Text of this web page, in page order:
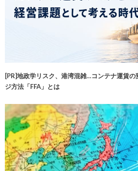
[PR]地政学リスク、港湾混雑…コンテナ運賃の
ジ方法「FFA」とは